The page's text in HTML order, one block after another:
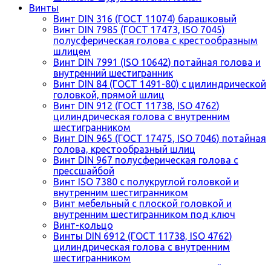
Винты
Винт DIN 316 (ГОСТ 11074) барашковый
Винт DIN 7985 (ГОСТ 17473, ISO 7045)
полусферическая голова с крестообразным
шлицем
Винт DIN 7991 (ISO 10642) потайная голова и
внутренний шестигранник
Винт DIN 84 (ГОСТ 1491-80) с цилиндрической
головкой, прямой шлиц
Винт DIN 912 (ГОСТ 11738, ISO 4762)
цилиндрическая голова с внутренним
шестигранником
Винт DIN 965 (ГОСТ 17475, ISO 7046) потайная
голова, крестообразный шлиц
Винт DIN 967 полусферическая голова с
прессшайбой
Винт ISO 7380 с полукруглой головкой и
внутренним шестигранником
Винт мебельный с плоской головкой и
внутренним шестигранником под ключ
Винт-кольцо
Винты DIN 6912 (ГОСТ 11738, ISO 4762)
цилиндрическая голова с внутренним
шестигранником